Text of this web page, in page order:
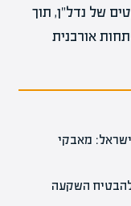
של נדל"ן, תוך
אורבנית
מאבקי
השקעה